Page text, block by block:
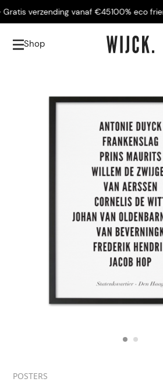
verzending vanaf €45100% eco
Shop
POSTERS